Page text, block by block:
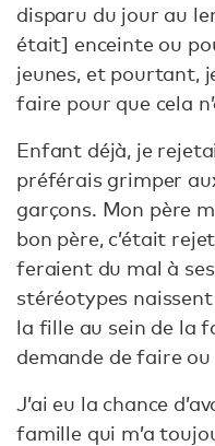
disparu du jour au
était] enceinte ou
jeunes, et pourtant,
faire pour que cela
Enfant déjà, je
préférais grimper
garçons. Mon père
bon père, c’était
feraient du mal à
stéréotypes
la fille au sein de la
demande de faire
J’ai eu la chance
famille qui m’a